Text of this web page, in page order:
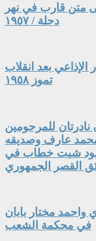
متن قارب في نهر
دجلة / ١٩٥٧
الإذاعي بعد انقلاب
تموز ١٩٥٨
للمرحومين
عارف وصديقه
شيت خطاب في
القصر الجمهوري
واحمد مختار بابان
في محكمة الشعب